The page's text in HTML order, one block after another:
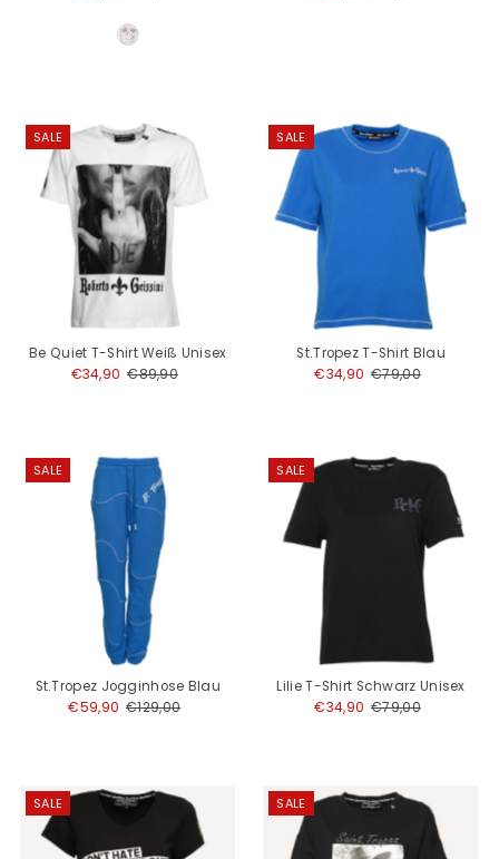
SALE
Be Quiet T-Shirt Weiß Unisex
Angebotspreis
€34,90 Regulärer
€89,90
SALE
St.Tropez T-Shirt Blau
Angebotspreis
€34,90 Regulärer
€79,00
SALE
St.Tropez Jogginhose Blau
Angebotspreis
€59,90 Regulärer
€129,00
SALE
Lilie T-Shirt Schwarz Unisex
Angebotspreis
€34,90 Regulärer
€79,00
SALE SALE